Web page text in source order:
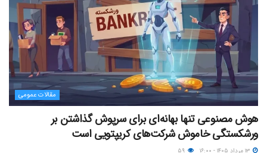
مقالات عمومی
هوش مصنوعی تنها بهانه‌ای برای سرپوش گذاشتن بر
ورشکستگی خاموش شرکت‌های کریپتویی است